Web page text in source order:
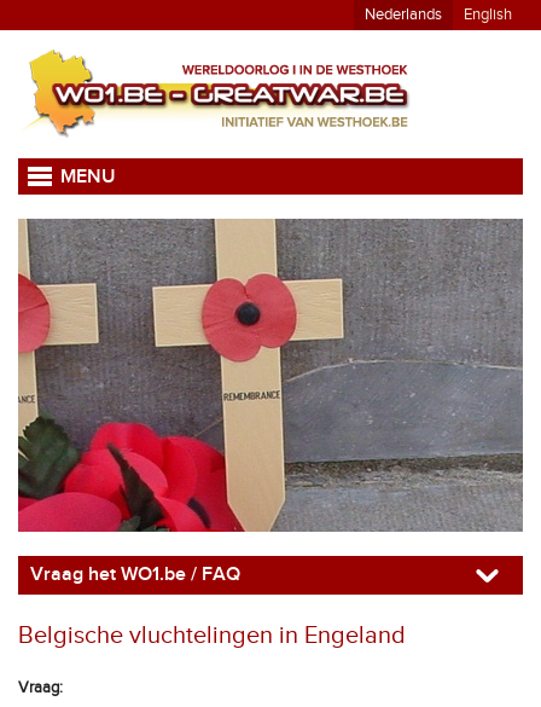
Nederlands English
MENU
Vraag het WO1.be / FAQ
Belgische vluchtelingen in Engeland
Vraag: